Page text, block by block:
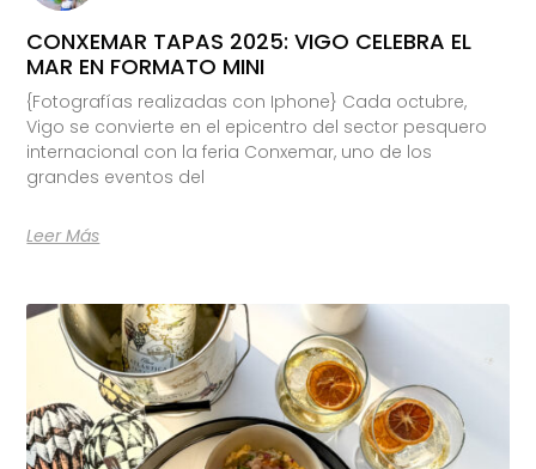
CONXEMAR TAPAS 2025: VIGO CELEBRA EL
MAR EN FORMATO MINI
{Fotografías realizadas con Iphone} Cada octubre,
Vigo se convierte en el epicentro del sector pesquero
internacional con la feria Conxemar, uno de los
grandes eventos del
Leer Más